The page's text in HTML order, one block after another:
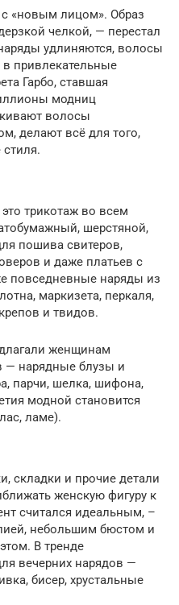
«новым лицом». Образ
челкой, — перестал
удлиняются, волосы
привлекательные
Гарбо, ставшая
модниц
волосы
делают всё для того,
трикотаж во всем
шерстяной,
пошива свитеров,
и даже платьев с
повседневные наряды из
маркизета, перкаля,
и твидов.
женщинам
— нарядные блузы и
парчи, шелка, шифона,
модной становится
ламе).
складки и прочие детали
женскую фигуру к
считался идеальным, –
небольшим бюстом и
В тренде
вечерних нарядов —
бисер, хрустальные